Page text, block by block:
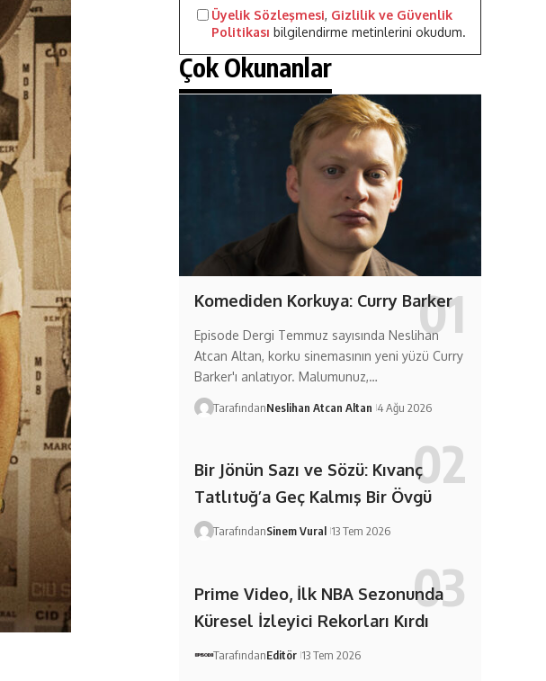
Üyelik Sözleşmesi, Gizlilik ve Güvenlik
Politikası bilgilendirme metinlerini okudum.
Çok Okunanlar
Komediden Korkuya: Curry Barker
Episode Dergi Temmuz sayısında Neslihan
Atcan Altan, korku sinemasının yeni yüzü Curry
Barker'ı anlatıyor. Malumunuz,…
TarafındanNeslihan Atcan Altan 4 Ağu 2026
Bir Jönün Sazı ve Sözü: Kıvanç
Tatlıtuğ’a Geç Kalmış Bir Övgü
TarafındanSinem Vural 13 Tem 2026
Prime Video, İlk NBA Sezonunda
Küresel İzleyici Rekorları Kırdı
TarafındanEditör 13 Tem 2026